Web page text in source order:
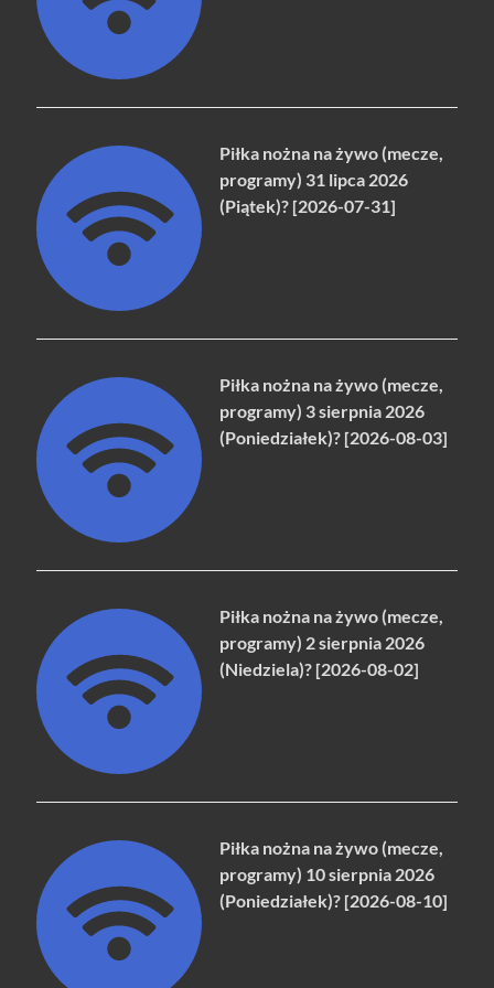
Piłka nożna na żywo (mecze,
programy) 31 lipca 2026
(Piątek)? [2026-07-31]
Piłka nożna na żywo (mecze,
programy) 3 sierpnia 2026
(Poniedziałek)? [2026-08-03]
Piłka nożna na żywo (mecze,
programy) 2 sierpnia 2026
(Niedziela)? [2026-08-02]
Piłka nożna na żywo (mecze,
programy) 10 sierpnia 2026
(Poniedziałek)? [2026-08-10]